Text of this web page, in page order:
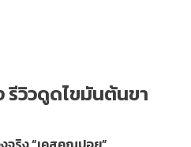
รีวิวดูดไขมันต้นขา